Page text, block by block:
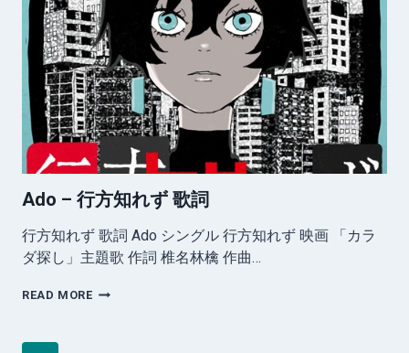
リ
ン
ダ
ン
ス
歌
い
ま
し
た
詞
Ado – 行方知れず 歌詞
行方知れず 歌詞 Ado シングル 行方知れず 映画 「カラ
ダ探し」主題歌 作詞 椎名林檎 作曲…
READ MOREADO